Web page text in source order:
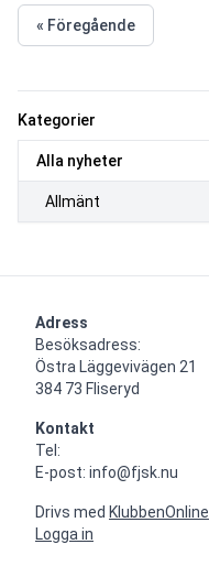
Kategorier
Alla nyheter
Allmänt
« Föregående
Adress
Besöksadress:
Östra Läggevivägen 21
384 73 Fliseryd
Kontakt
Tel:
E-post: info@fjsk.nu
Drivs med KlubbenOnline
Logga in